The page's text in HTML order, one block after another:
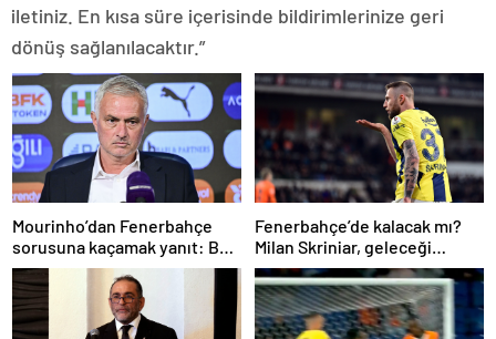
iletiniz. En kısa süre içerisinde bildirimlerinize geri
dönüş sağlanılacaktır.”
Mourinho’dan Fenerbahçe
sorusuna kaçamak yanıt: Bu
soruyu anlamadım
Fenerbahçe’de kalacak mı?
Milan Skriniar, geleceği
hakkında konuştu